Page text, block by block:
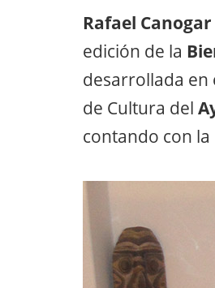
Rafael Canogar
edición de la
desarrollada en
de Cultura del
contando con